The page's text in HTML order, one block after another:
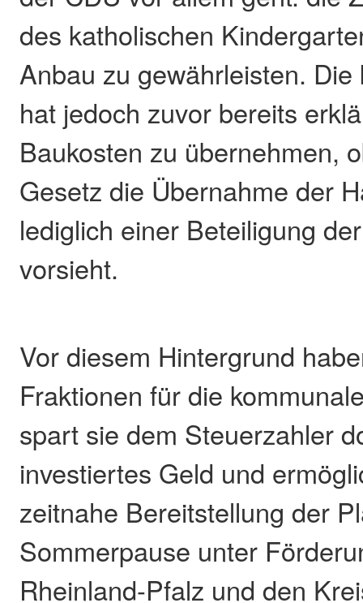
des katholischen
Anbau zu gewährleisten.
hat jedoch zuvor bereits
Baukosten zu übernehmen,
Gesetz die Übernahme der
lediglich einer Beteiligung
vorsieht.
Vor diesem Hintergrund
Fraktionen für die
spart sie dem Steuerzahler
investiertes Geld und
zeitnahe Bereitstellung der
Sommerpause unter
Rheinland-Pfalz und den